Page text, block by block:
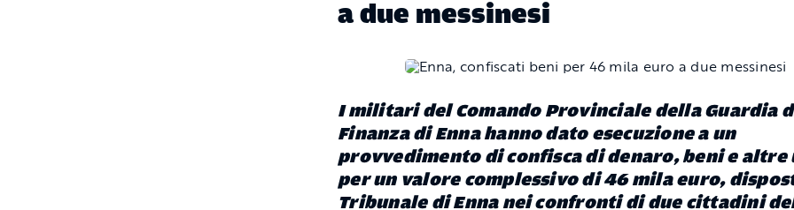
a due messinesi
I militari del Comando Provinciale della Guardia
Finanza di Enna hanno dato esecuzione a un
provvedimento di confisca di denaro, beni e
per un valore complessivo di46 mila euro,
Tribunale di Enna nei confronti didue cittadini